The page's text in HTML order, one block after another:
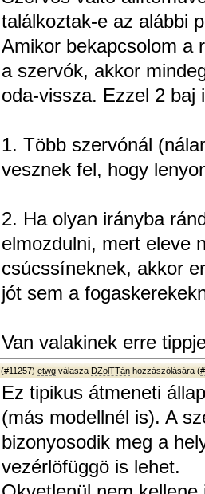
találkoztak-e az alábbi
Amikor bekapcsolom a
a szervók, akkor
oda-vissza. Ezzel 2 baj
1. Több szervónál
vesznek fel, hogy
2. Ha olyan irányba
elmozdulni, mert eleve
csúcssíneknek, akkor
jót sem a
Van valakinek erre
(#11257) etwg válasza DZolTTán hozzászólására (
Ez tipikus átmeneti
(más modellnél is). A
bizonyosodik meg a
vezérlöfüggö is lehet.